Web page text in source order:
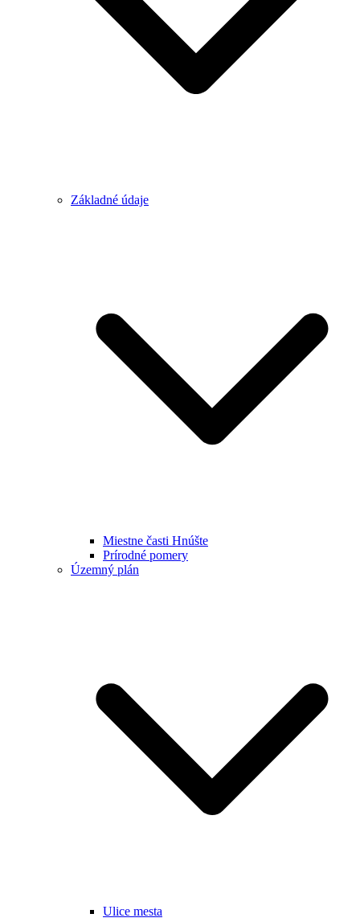
Základné údaje
Miestne časti Hnúšte
Prírodné pomery
Územný plán
Ulice mesta